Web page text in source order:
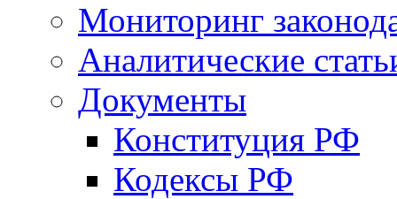
Мониторинг
Аналитические
Документы
Конституция РФ
Кодексы РФ